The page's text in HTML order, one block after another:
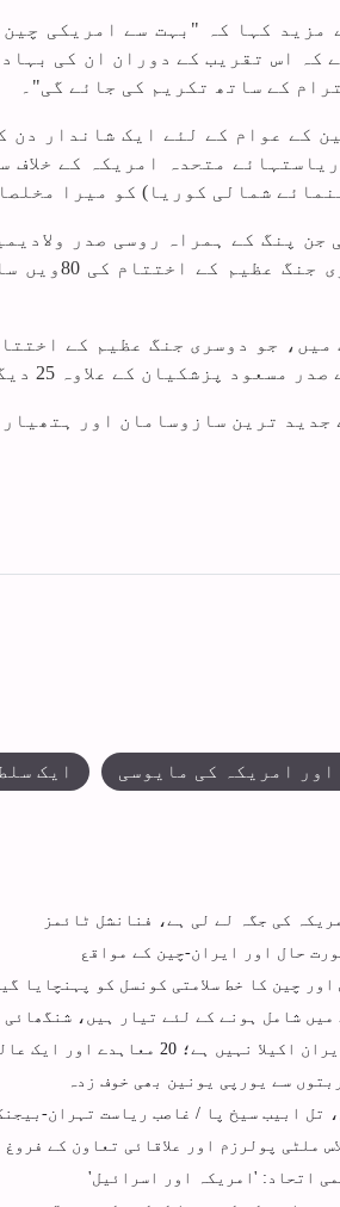
مزید کہا کہ "بہت سے امریکی
کہ اس تقریب کے دوران ان کی
کے ساتھ تکریم کی جائے گی"۔
کے عوام کے لئے ایک شاندار دن
متحدہ امریکہ کے خلاف
شمالی کوریا) کو میرا
جن پنگ کے ہمراہ روسی صدر
اون نے بدھ
کے علاوہ 25 دیگر ممالک کے رہنما بھی موجود تھے۔
جدید ترین سازوسامان اور
امریکہ کی مایوسی ایک
کی جگہ لے لی ہے، فنانشل ٹائمز
حال اور ایران-چین کے مواقع
چین کا خط سلامتی کونسل کو پہنچایا
شامل ہونے کے لئے تیار ہیں،
20 معاہدے اور ایک عالمی مذمت
سے یورپی یونین بھی خوف زدہ
تل ابیب سیخ پا / غاصب ریاست تہران-
ملٹی پولرزم اور علاقائی تعاون کے
اتحاد: 'امریکہ اور اسرائیل'